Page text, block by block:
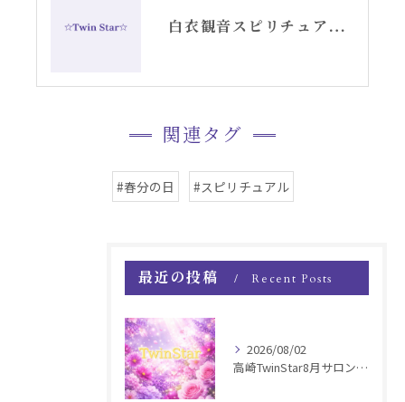
白衣観音スピリチュアル女神開花チーム活動記録YouTube②
関連タグ
#春分の日 #スピリチュアル
最近の投稿 Recent Posts
2026/08/02
高崎TwinStar8月サロンお知らせ